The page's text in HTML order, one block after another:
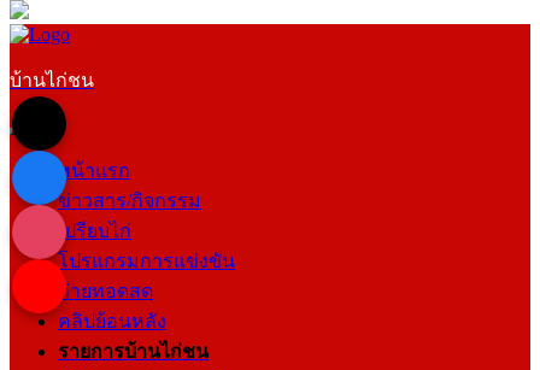
บ้านไก่ชน
หน้าแรก
ข่าวสาร/กิจกรรม
เปรียบไก่
โปรแกรมการแข่งขัน
ถ่ายทอดสด
คลิปย้อนหลัง
รายการบ้านไก่ชน